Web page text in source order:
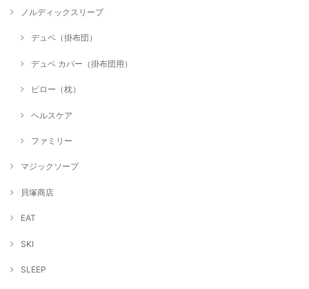
ノルディックスリープ
デュベ（掛布団）
デュベ カバー（掛布団用）
ピロー（枕）
ヘルスケア
ファミリー
マジックソープ
貝塚商店
EAT
SKI
SLEEP